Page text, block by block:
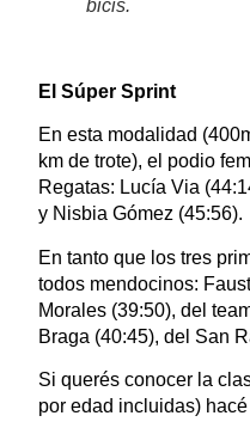
bicis.
El Súper Sprint
En esta modalidad
km de trote), el podio
Regatas: Lucía Via
y Nisbia Gómez (45:56).
En tanto que los tres
todos mendocinos:
Morales (39:50), del
Braga (40:45), del San
Si querés conocer la
por edad incluidas)